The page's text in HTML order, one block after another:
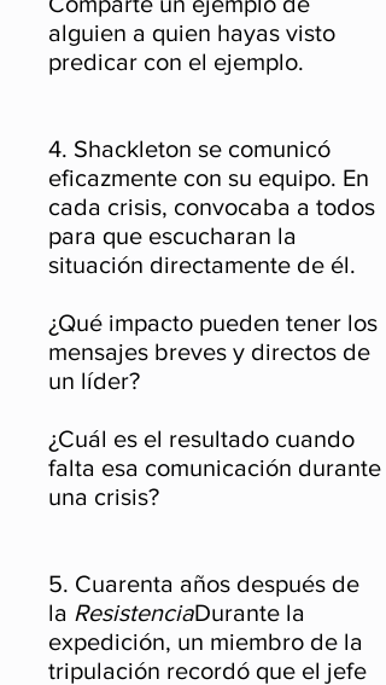
alguien a quien hayas visto
predicar con el ejemplo.
4. Shackleton se comunicó
eficazmente con su equipo. En
cada crisis, convocaba a todos
para que escucharan la
situación directamente de él.
¿Qué impacto pueden tener los
mensajes breves y directos de
un líder?
¿Cuál es el resultado cuando
falta esa comunicación durante
una crisis?
5. Cuarenta años después de
la ResistenciaDurante la
expedición, un miembro de la
tripulación recordó que el jefe